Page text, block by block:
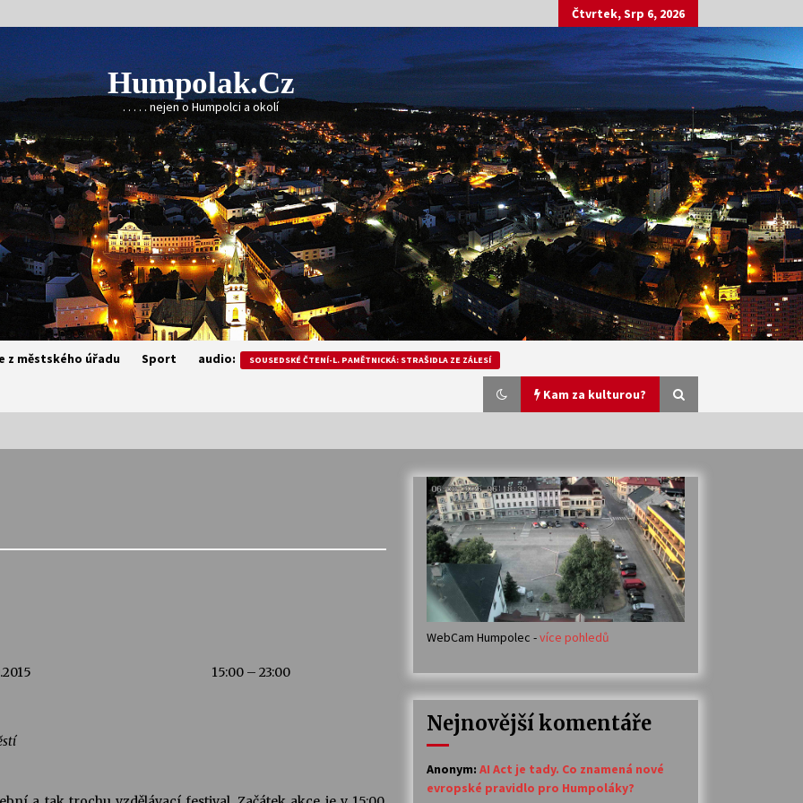
Čtvrtek, Srp 6, 2026
Humpolak.cz
. . . . . nejen o Humpolci a okolí
z městského úřadu Sport audio: SOUSEDSKÉ ČTENÍ-L. PAMĚTNICKÁ: STRAŠIDLA ZE ZÁLESÍ
Kam za kulturou?
Veselí muzikanti
30. 7. 2026
Votavžatský ploty
23. 7. 2026
17. 7. 2026 14. 7. 2026
30. 6. 2026
15:00 – 23:00
WebCam Humpolec -více pohledů
Nejnovější komentáře
Anonym: AI Act je tady. Co znamená nové
evropské pravidlo pro Humpoláky?